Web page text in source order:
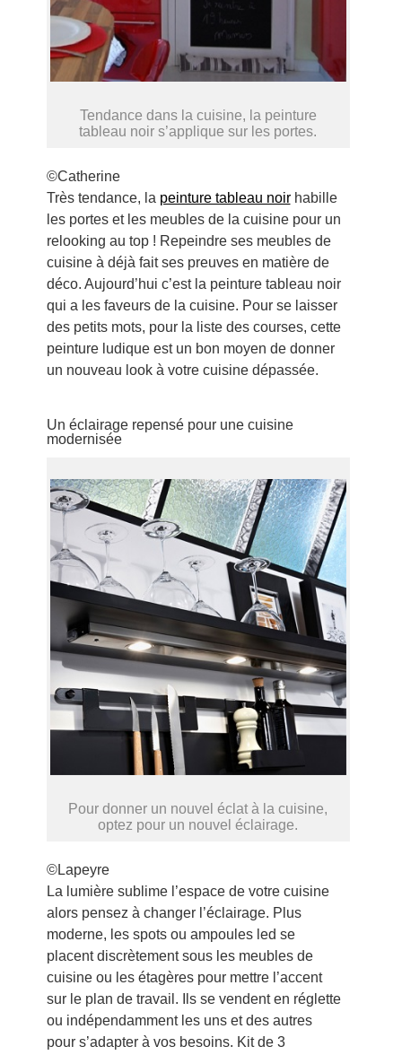
Tendance dans la cuisine, la peinture
tableau noir s’applique sur les portes.
©Catherine
Très tendance, la peinture tableau noirhabille
les portes et les meubles de la cuisine pour un
relooking au top ! Repeindre ses meubles de
cuisine à déjà fait ses preuves en matière de
déco. Aujourd’hui c’est la peinture tableau noir
qui a les faveurs de la cuisine. Pour se laisser
des petits mots, pour la liste des courses, cette
peinture ludique est un bon moyen de donner
un nouveau look à votre cuisine dépassée.
Un éclairage repensé pour une cuisine
modernisée
Pour donner un nouvel éclat à la cuisine,
optez pour un nouvel éclairage.
©Lapeyre
La lumière sublime l’espace de votre cuisine
alors pensez à changer l’éclairage. Plus
moderne, les spots ou ampoules led se
placent discrètement sous les meubles de
cuisine ou les étagères pour mettre l’accent
sur le plan de travail. Ils se vendent en réglette
ou indépendamment les uns et des autres
pour s’adapter à vos besoins. Kit de 3